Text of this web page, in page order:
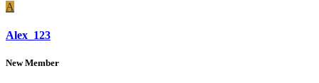
A
Alex_123
New Member